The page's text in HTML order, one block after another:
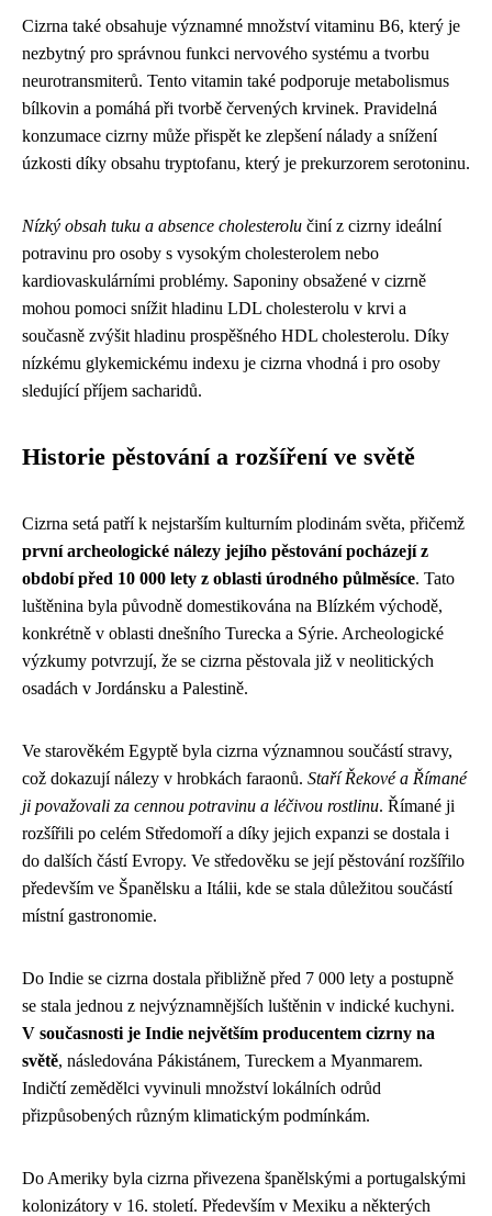
Cizrna také obsahuje významné množství vitaminu B6, který je
nezbytný pro správnou funkci nervového systému a tvorbu
neurotransmiterů. Tento vitamin také podporuje metabolismus
bílkovin a pomáhá při tvorbě červených krvinek. Pravidelná
konzumace cizrny může přispět ke zlepšení nálady a snížení
úzkosti díky obsahu tryptofanu, který je prekurzorem serotoninu.
Nízký obsah tuku a absence cholesterolu činí z cizrny ideální
potravinu pro osoby s vysokým cholesterolem nebo
kardiovaskulárními problémy. Saponiny obsažené v cizrně
mohou pomoci snížit hladinu LDL cholesterolu v krvi a
současně zvýšit hladinu prospěšného HDL cholesterolu. Díky
nízkému glykemickému indexu je cizrna vhodná i pro osoby
sledující příjem sacharidů.
Historie pěstování a rozšíření ve světě
Cizrna setá patří k nejstarším kulturním plodinám světa, přičemž
první archeologické nálezy jejího pěstování pocházejí z
období před 10 000 lety z oblasti úrodného půlměsíce. Tato
luštěnina byla původně domestikována na Blízkém východě,
konkrétně v oblasti dnešního Turecka a Sýrie. Archeologické
výzkumy potvrzují, že se cizrna pěstovala již v neolitických
osadách v Jordánsku a Palestině.
Ve starověkém Egyptě byla cizrna významnou součástí stravy,
což dokazují nálezy v hrobkách faraonů. Staří Řekové a Římané
ji považovali za cennou potravinu a léčivou rostlinu. Římané ji
rozšířili po celém Středomoří a díky jejich expanzi se dostala i
do dalších částí Evropy. Ve středověku se její pěstování rozšířilo
především ve Španělsku a Itálii, kde se stala důležitou součástí
místní gastronomie.
Do Indie se cizrna dostala přibližně před 7 000 lety a postupně
se stala jednou z nejvýznamnějších luštěnin v indické kuchyni.
V současnosti je Indie největším producentem cizrny na
světě, následována Pákistánem, Tureckem a Myanmarem.
Indičtí zemědělci vyvinuli množství lokálních odrůd
přizpůsobených různým klimatickým podmínkám.
Do Ameriky byla cizrna přivezena španělskými a portugalskými
kolonizátory v 16. století. Především v Mexiku a některých